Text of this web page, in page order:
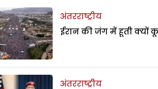
अंतरराष्ट्रीय
ईरान की जंग में हूती क्यों
अंतरराष्ट्रीय